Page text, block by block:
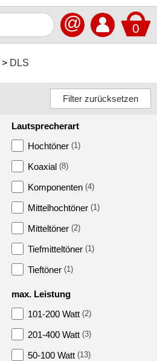
0
@
DLS
Lautsprecherart
Hochtöner (1)
Koaxial (8)
Komponenten (4)
Mittelhochtöner (1)
Mitteltöner (2)
Tiefmitteltöner (1)
Tieftöner (1)
max. Leistung
101-200 Watt (2)
201-400 Watt (3)
50-100 Watt (13)